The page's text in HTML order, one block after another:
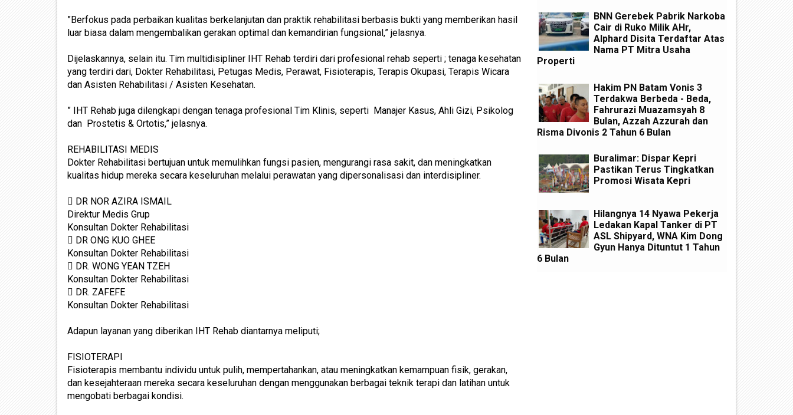
”Berfokus pada perbaikan kualitas berkelanjutan dan praktik rehabilitasi berbasis bukti yang memberikan hasil
luar biasa dalam mengembalikan gerakan optimal dan kemandirian fungsional,” jelasnya.
Dijelaskannya, selain itu. Tim multidisipliner IHT Rehab terdiri dari profesional rehab seperti ; tenaga kesehatan
yang terdiri dari, Dokter Rehabilitasi, Petugas Medis, Perawat, Fisioterapis, Terapis Okupasi, Terapis Wicara
dan Asisten Rehabilitasi / Asisten Kesehatan.
” IHT Rehab juga dilengkapi dengan tenaga profesional Tim Klinis, seperti Manajer Kasus, Ahli Gizi, Psikolog
dan Prostetis & Ortotis,” jelasnya.
REHABILITASI MEDIS
Dokter Rehabilitasi bertujuan untuk memulihkan fungsi pasien, mengurangi rasa sakit, dan meningkatkan
kualitas hidup mereka secara keseluruhan melalui perawatan yang dipersonalisasi dan interdisipliner.
 DR NOR AZIRA ISMAIL
Direktur Medis Grup
Konsultan Dokter Rehabilitasi
 DR ONG KUO GHEE
Konsultan Dokter Rehabilitasi
 DR. WONG YEAN TZEH
Konsultan Dokter Rehabilitasi
 DR. ZAFEFE
Konsultan Dokter Rehabilitasi
Adapun layanan yang diberikan IHT Rehab diantarnya meliputi;
FISIOTERAPI
Fisioterapis membantu individu untuk pulih, mempertahankan, atau meningkatkan kemampuan fisik, gerakan,
dan kesejahteraan mereka secara keseluruhan dengan menggunakan berbagai teknik terapi dan latihan untuk
mengobati berbagai kondisi.
BNN Gerebek Pabrik Narkoba
Cair di Ruko Milik AHr,
Alphard Disita Terdaftar Atas
Nama PT Mitra Usaha
Properti
Hakim PN Batam Vonis 3
Terdakwa Berbeda - Beda,
Fahrurazi Muazamsyah 8
Bulan, Azzah Azzurah dan
Risma Divonis 2 Tahun 6 Bulan
Buralimar: Dispar Kepri
Pastikan Terus Tingkatkan
Promosi Wisata Kepri
Hilangnya 14 Nyawa Pekerja
Ledakan Kapal Tanker di PT
ASL Shipyard, WNA Kim Dong
Gyun Hanya Dituntut 1 Tahun
6 Bulan